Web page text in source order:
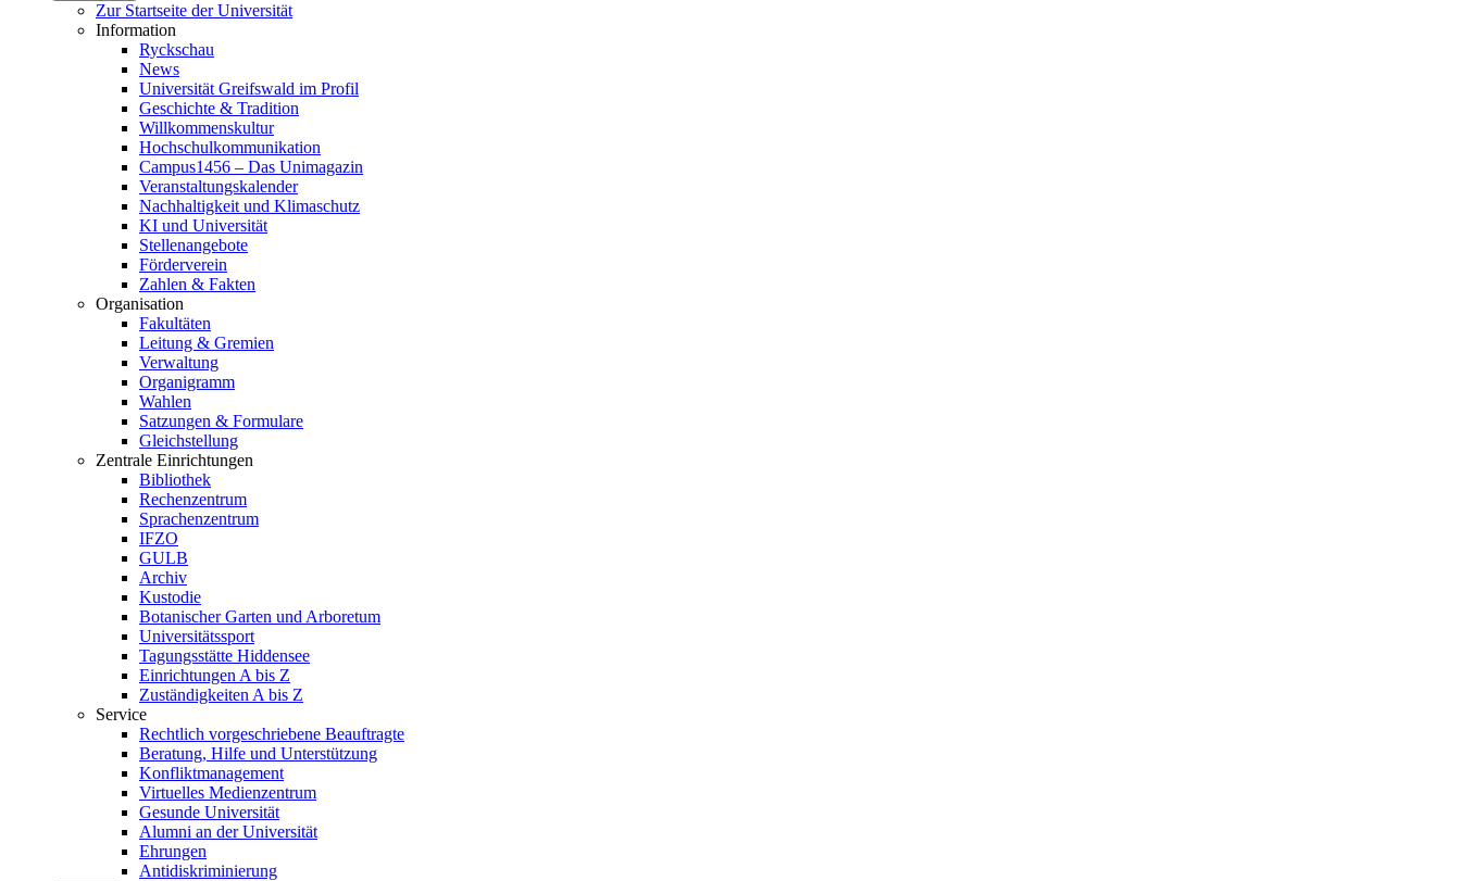
Zur Startseite der Universität
Information
Ryckschau
News
Universität Greifswald im Profil
Geschichte & Tradition
Willkommenskultur
Hochschulkommunikation
Campus1456 – Das Unimagazin
Veranstaltungskalender
Nachhaltigkeit und Klimaschutz
KI und Universität
Stellenangebote
Förderverein
Zahlen & Fakten
Organisation
Fakultäten
Leitung & Gremien
Verwaltung
Organigramm
Wahlen
Satzungen & Formulare
Gleichstellung
Zentrale Einrichtungen
Bibliothek
Rechenzentrum
Sprachenzentrum
IFZO
GULB
Archiv
Kustodie
Botanischer Garten und Arboretum
Universitätssport
Tagungsstätte Hiddensee
Einrichtungen A bis Z
Zuständigkeiten A bis Z
Service
Rechtlich vorgeschriebene Beauftragte
Beratung, Hilfe und Unterstützung
Konfliktmanagement
Virtuelles Medienzentrum
Gesunde Universität
Alumni an der Universität
Ehrungen
Antidiskriminierung